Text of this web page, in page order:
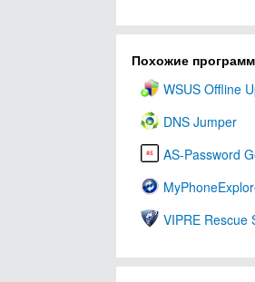
Похожие
WSUS Offline
DNS Jumper
AS-Password
VIPRE Rescue